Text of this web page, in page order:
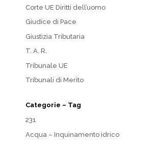
Corte UE Diritti dell’uomo
Giudice di Pace
Giustizia Tributaria
T. A. R.
Tribunale UE
Tribunali di Merito
Categorie – Tag
231
Acqua – Inquinamento idrico